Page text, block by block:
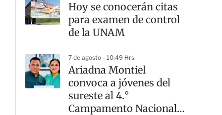
Hoy se conocerán citas
para examen de control
de la UNAM
7 de agosto - 10:49 Hrs
Ariadna Montiel
convoca a jóvenes del
sureste al 4.°
Campamento Nacional